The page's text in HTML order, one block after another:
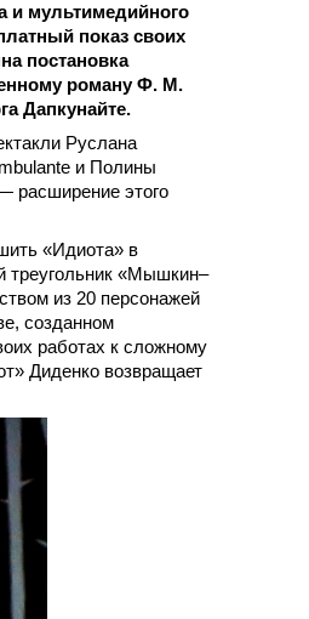
и мультимедийного
показ своих
постановка
роману Ф. М.
Дапкунайте.
Руслана
и Полины
расширение этого
«Идиота» в
треугольник «Мышкин–
из 20 персонажей
созданном
работах к сложному
Диденко возвращает